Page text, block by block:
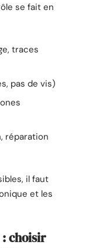
se fait en
traces
pas de vis)
réparation
il faut
et les
choisir